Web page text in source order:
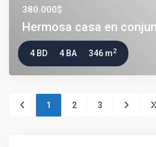
380.000$
Hermosa casa en
4 BD 4 BA 346 m2
1 2 3